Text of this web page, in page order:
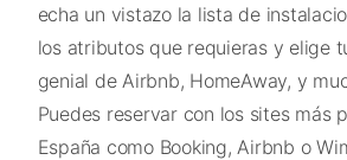
echa un vistazo la lista de
los atributos que requieras y elige
genial de Airbnb, HomeAway, y
Puedes reservar con los sites más
España como Booking, Airbnb o